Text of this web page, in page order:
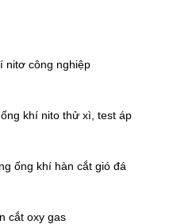
nitơ công nghiệp
khí nito thử xì, test áp
ống khí hàn cắt gió đá
cắt oxy gas